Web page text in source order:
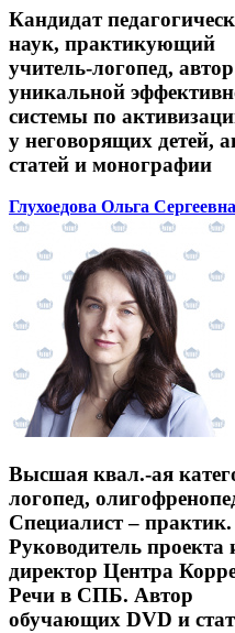
Кандидат
наук, практикующий
учитель-логопед, автор
уникальной
системы по
у неговорящих детей,
статей и монографии
Глухоедова Ольга Сергеевна
Высшая квал.-ая
логопед,
Специалист – практик.
Руководитель проекта
директор Центра
Речи в СПБ. Автор
обучающих DVD и